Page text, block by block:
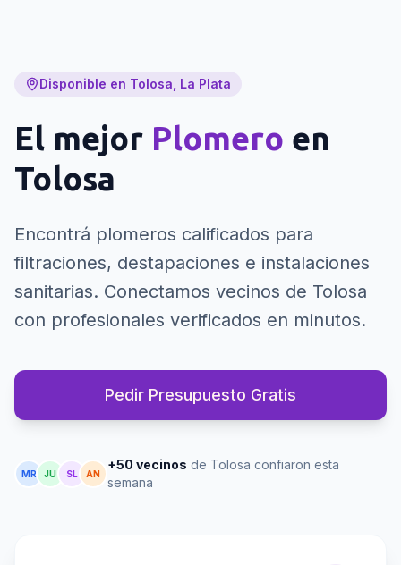
Disponible en Tolosa, La Plata
El mejor Plomero en
Tolosa
Encontrá plomeros calificados para
filtraciones, destapaciones e instalaciones
sanitarias. Conectamos vecinos de Tolosa
con profesionales verificados en minutos.
Pedir Presupuesto Gratis
MR JU SL AN
+50 vecinos de Tolosa confiaron esta
semana